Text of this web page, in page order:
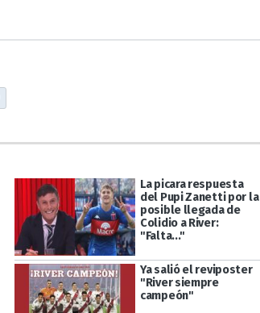
La picara respuesta
del Pupi Zanetti por la
posible llegada de
Colidio a River:
"Falta..."
Ya salió el reviposter
"River siempre
campeón"